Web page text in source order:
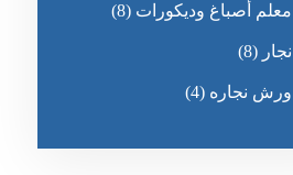
معلم أصباغ وديكورات (8)
نجار (8)
ورش نجاره (4)